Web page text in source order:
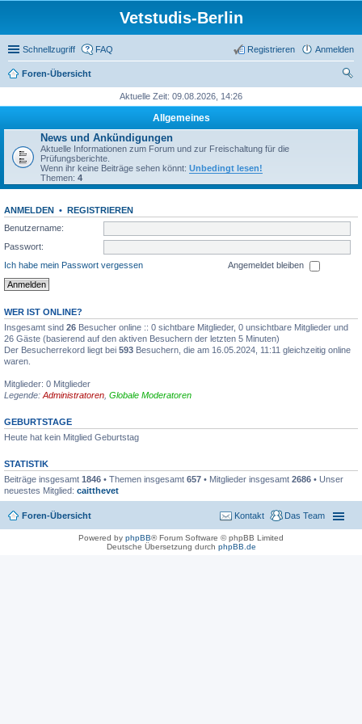
Vetstudis-Berlin
Schnellzugriff FAQ Anmelden
Registrieren
Foren-Übersicht
Aktuelle Zeit: 09.08.2026, 14:26
Allgemeines
News und Ankündigungen
Aktuelle Informationen zum Forum und zur Freischaltung für die
Prüfungsberichte.
Wenn ihr keine Beiträge sehen könnt: Unbedingt lesen!
Themen: 4
ANMELDEN • REGISTRIEREN
Benutzername:
Passwort:
Ich habe mein Passwort vergessen
Angemeldet bleiben
WER IST ONLINE?
Insgesamt sind 26 Besucher online :: 0 sichtbare Mitglieder, 0 unsichtbare Mitglieder und
26 Gäste (basierend auf den aktiven Besuchern der letzten 5 Minuten)
Der Besucherrekord liegt bei 593 Besuchern, die am 16.05.2024, 11:11 gleichzeitig online
waren.
Mitglieder: 0 Mitglieder
Legende: Administratoren Globale Moderatoren
GEBURTSTAGE
Heute hat kein Mitglied Geburtstag
STATISTIK
Beiträge insgesamt 1846 • Themen insgesamt 657 • Mitglieder insgesamt 2686 • Unser
neuestes Mitglied: caitthevet
Foren-Übersicht Das Team
Kontakt
Powered by phpBB® Forum Software © phpBB Limited
Deutsche Übersetzung durch phpBB.de